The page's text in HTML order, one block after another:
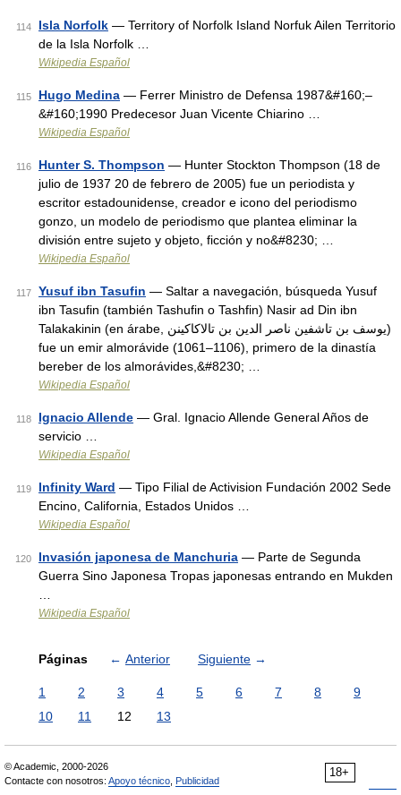
114 Isla Norfolk — Territory of Norfolk Island Norfuk Ailen Territorio
de la Isla Norfolk …
Wikipedia Español
115 Hugo Medina — Ferrer Ministro de Defensa 1987&#160;–
&#160;1990 Predecesor Juan Vicente Chiarino …
Wikipedia Español
116 Hunter S. Thompson — Hunter Stockton Thompson (18 de
julio de 1937 20 de febrero de 2005) fue un periodista y
escritor estadounidense, creador e icono del periodismo
gonzo, un modelo de periodismo que plantea eliminar la
división entre sujeto y objeto, ficción y no&#8230; …
Wikipedia Español
117 Yusuf ibn Tasufin — Saltar a navegación, búsqueda Yusuf
ibn Tasufin (también Tashufin o Tashfin) Nasir ad Din ibn
Talakakinin (en árabe, يوسف بن تاشفين ناصر الدين بن تالاكاكينن)
fue un emir almorávide (1061–1106), primero de la dinastía
bereber de los almorávides,&#8230; …
Wikipedia Español
118 Ignacio Allende — Gral. Ignacio Allende General Años de
servicio …
Wikipedia Español
119 Infinity Ward — Tipo Filial de Activision Fundación 2002 Sede
Encino, California, Estados Unidos …
Wikipedia Español
120 Invasión japonesa de Manchuria — Parte de Segunda
Guerra Sino Japonesa Tropas japonesas entrando en Mukden
Wikipedia Español
Páginas ← Anterior Siguiente →
1 2 3 4 5 6 7 8
9
10
11 12 13
18+
© Academic, 2000-2026
Contacte con nosotros: Apoyo técnico Publicidad